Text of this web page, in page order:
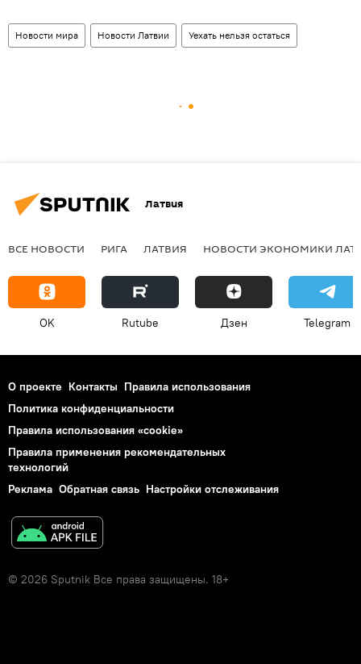
Новости мира Новости Латвии Уехать нельзя остаться
Латвия
ВСЕ НОВОСТИ РИГА ЛАТВИЯ НОВОСТИ ЭКОНОМИКИ
OK Rutube Дзен Telegram
О проекте Контакты Правила использования
Политика конфиденциальности
Правила использования «cookie»
Правила применения рекомендательных
технологий
Реклама Обратная связь Настройки отслеживания
© 2026 Sputnik Все права защищены. 18+